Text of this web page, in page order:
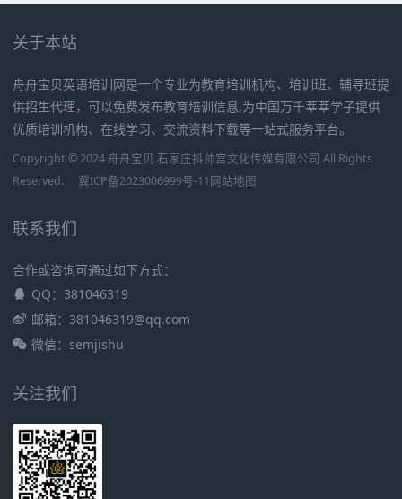
关于本站
舟舟宝贝英语培训网是一个专业为教育培训机构、培训班、辅导班提
供招生代理，可以免费发布教育培训信息,为中国万千莘莘学子提供
优质培训机构、在线学习、交流资料下载等一站式服务平台。
Copyright © 2024 舟舟宝贝 石家庄抖帅宫文化传媒有限公司 All Rights
Reserved.
冀ICP备2023006999号-11网站地图
联系我们
合作或咨询可通过如下方式：
QQ：381046319
邮箱：381046319@qq.com
微信：semjishu
关注我们